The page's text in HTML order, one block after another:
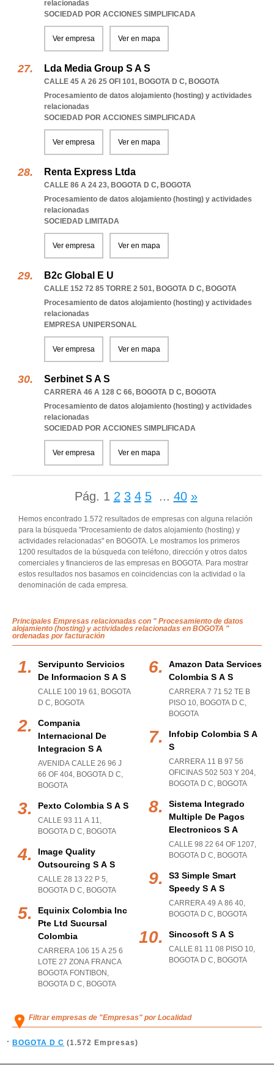
relacionadas
SOCIEDAD POR ACCIONES SIMPLIFICADA
Ver empresa Ver en mapa
Lda Media Group S A S
CALLE 45 A 26 25 OFI 101, BOGOTA D C, BOGOTA
Procesamiento de datos alojamiento (hosting) y actividades
relacionadas
SOCIEDAD POR ACCIONES SIMPLIFICADA
Ver empresa Ver en mapa
Renta Express Ltda
CALLE 86 A 24 23, BOGOTA D C, BOGOTA
Procesamiento de datos alojamiento (hosting) y actividades
relacionadas
SOCIEDAD LIMITADA
Ver empresa Ver en mapa
B2c Global E U
CALLE 152 72 85 TORRE 2 501, BOGOTA D C, BOGOTA
Procesamiento de datos alojamiento (hosting) y actividades
relacionadas
EMPRESA UNIPERSONAL
Ver empresa Ver en mapa
Serbinet S A S
CARRERA 46 A 128 C 66, BOGOTA D C, BOGOTA
Procesamiento de datos alojamiento (hosting) y actividades
relacionadas
SOCIEDAD POR ACCIONES SIMPLIFICADA
Ver empresa Ver en mapa
Pág. 1 2 3 4 5 ... 40 »
Hemos encontrado 1.572 resultados de empresas con alguna relación
para la búsqueda "Procesamiento de datos alojamiento (hosting) y
actividades relacionadas" en BOGOTA. Le mostramos los primeros
1200 resultados de la búsqueda con teléfono, dirección y otros datos
comerciales y financieros de las empresas en BOGOTA. Para mostrar
estos resultados nos basamos en coincidencias con la actividad o la
denominación de cada empresa.
Principales Empresas relacionadas con " Procesamiento de datos
alojamiento (hosting) y actividades relacionadas en BOGOTA "
ordenadas por facturación
Servipunto Servicios
De Informacion S A S
CALLE 100 19 61, BOGOTA
D C, BOGOTA
Compania
Internacional De
Integracion S A
AVENIDA CALLE 26 96 J
66 OF 404, BOGOTA D C,
BOGOTA
Pexto Colombia S A S
CALLE 93 11 A 11,
BOGOTA D C, BOGOTA
Image Quality
Outsourcing S A S
CALLE 28 13 22 P 5,
BOGOTA D C, BOGOTA
Equinix Colombia Inc
Pte Ltd Sucursal
Colombia
CARRERA 106 15 A 25 6
LOTE 27 ZONA FRANCA
BOGOTA FONTIBON ,
BOGOTA D C, BOGOTA
Amazon Data Services
Colombia S A S
CARRERA 7 71 52 TE B
PISO 10, BOGOTA D C,
BOGOTA
Infobip Colombia S A
S
CARRERA 11 B 97 56
OFICINAS 502 503 Y 204,
BOGOTA D C, BOGOTA
Sistema Integrado
Multiple De Pagos
Electronicos S A
CALLE 98 22 64 OF 1207,
BOGOTA D C, BOGOTA
S3 Simple Smart
Speedy S A S
CARRERA 49 A 86 40,
BOGOTA D C, BOGOTA
Sincosoft S A S
CALLE 81 11 08 PISO 10,
BOGOTA D C, BOGOTA
Filtrar empresas de "Empresas" por Localidad
BOGOTA D C (1.572 Empresas)